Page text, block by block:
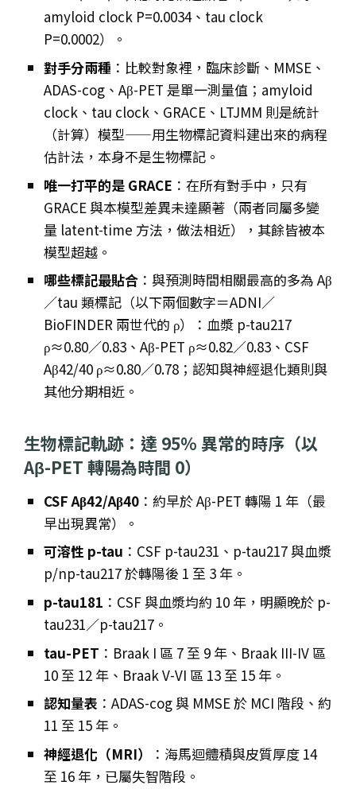
amyloid clock P=0.0034、tau clock
P=0.0002）。
對手分兩種 ：比較對象裡，臨床診斷、MMSE、
ADAS-cog、Aβ-PET 是單一測量值；amyloid
clock、tau clock、GRACE、LTJMM 則是統計
（計算）模型——用生物標記資料建出來的病程
估計法，本身不是生物標記。
唯一打平的是 GRACE ：在所有對手中，只有
GRACE 與本模型差異未達顯著（兩者同屬多變
量 latent-time 方法，做法相近），其餘皆被本
模型超越。
哪些標記最貼合 ：與預測時間相關最高的多為 Aβ
／tau 類標記（以下兩個數字＝ADNI／
BioFINDER 兩世代的 ρ）：血漿 p-tau217
ρ≈0.80／0.83、Aβ-PET ρ≈0.82／0.83、CSF
Aβ42/40 ρ≈0.80／0.78；認知與神經退化類則與
其他分期相近。
生物標記軌跡：達 95% 異常的時序（以
Aβ-PET 轉陽為時間 0）
CSF Aβ42/Aβ40 ：約早於 Aβ-PET 轉陽 1 年（最
早出現異常）。
可溶性 p-tau ：CSF p-tau231、p-tau217 與血漿
p/np-tau217 於轉陽後 1 至 3 年。
p-tau181 ：CSF 與血漿均約 10 年，明顯晚於 p-
tau231／p-tau217。
tau-PET ：Braak I 區 7 至 9 年、Braak III-IV 區
10 至 12 年、Braak V-VI 區 13 至 15 年。
認知量表 ：ADAS-cog 與 MMSE 於 MCI 階段、約
11 至 15 年。
神經退化（MRI）
：海馬迴體積與皮質厚度 14
至 16 年，已屬失智階段。